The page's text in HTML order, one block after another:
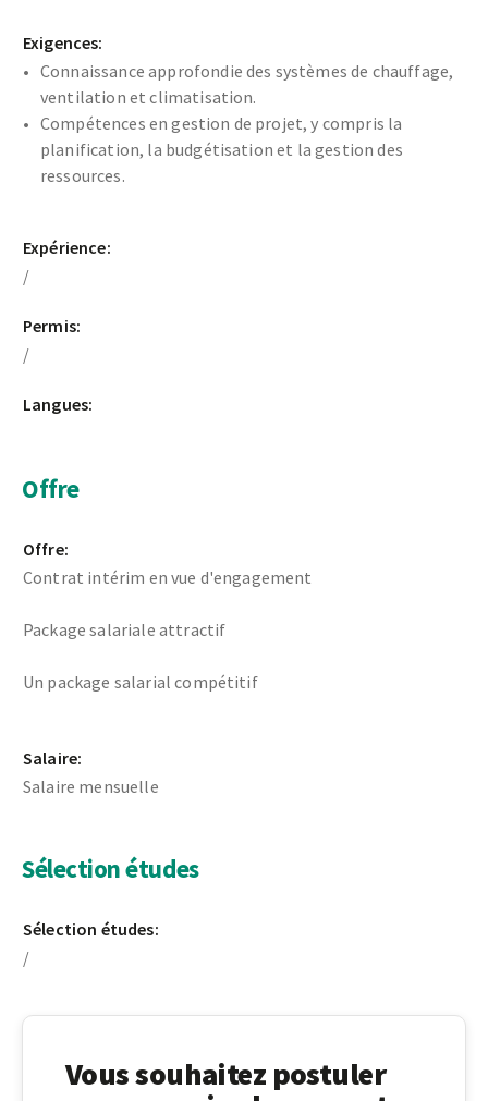
Exigences:
Connaissance approfondie des systèmes de chauffage,
ventilation et climatisation.
Compétences en gestion de projet, y compris la
planification, la budgétisation et la gestion des
ressources.
Expérience:
/
Permis:
/
Langues:
Offre
Offre:
Contrat intérim en vue d'engagement
Package salariale attractif
Un package salarial compétitif
Salaire:
Salaire mensuelle
Sélection études
Sélection études:
/
Vous souhaitez postuler